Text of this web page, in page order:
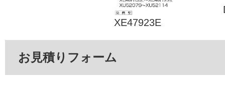
XE47923E
お見積りフォーム